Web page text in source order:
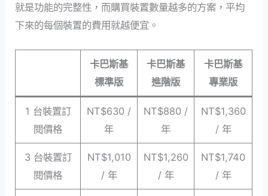
就是功能的完整性，而購買裝置數量越多的方案，平均
下來的每個裝置的費用就越便宜。
卡巴斯基
標準版
卡巴斯基
進階版
卡巴斯基
專業版
1 台裝置訂
閱價格
NT$630 /
年
NT$880 /
年
NT$1,360
/ 年
3 台裝置訂
閱價格
NT$1,010
/ 年
NT$1,260
/ 年
NT$1,740
/ 年